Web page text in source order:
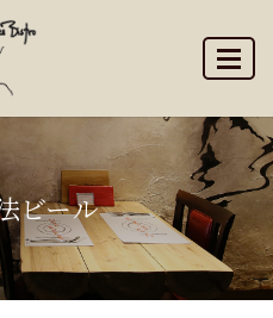
ビール